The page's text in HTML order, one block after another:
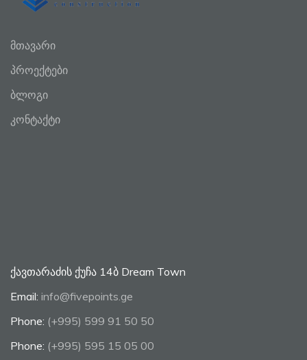
მთავარი
პროექტები
ბლოგი
კონტაქტი
ქავთარაძის ქუჩა 14ბ Dream Town
Email: info@fivepoints.ge
Phone: (+995) 599 91 50 50
Phone: (+995) 595 15 05 00